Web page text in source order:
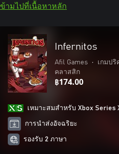
ข้ามไปที่เนื้อหาหลัก
Infernitos
Afil Games • เกมป
คลาสสิก
฿174.00
เหมาะสมสําหรับ Xbox Series
การนำส่งอัจฉริยะ
รองรับ 2 ภาษา